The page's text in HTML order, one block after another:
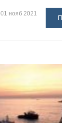
01 нояб 2021